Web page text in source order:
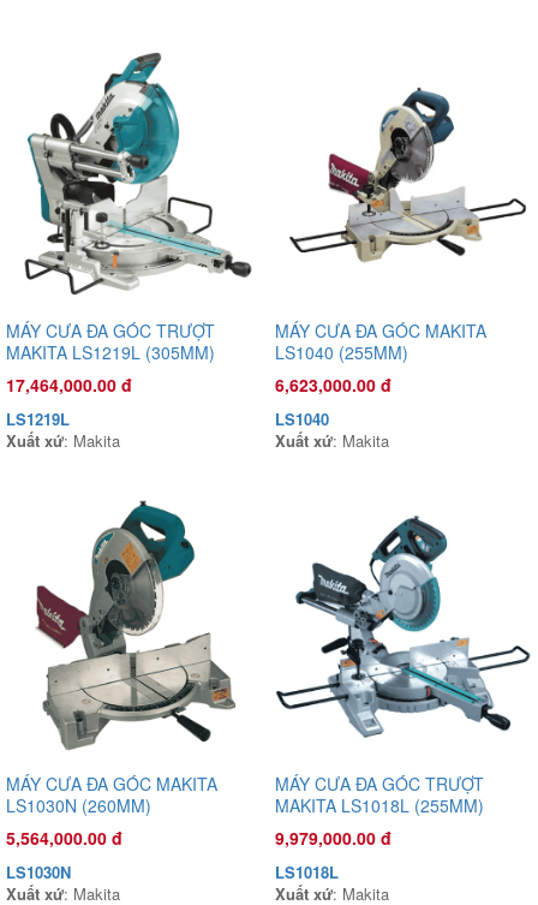
Đầu phun áp lực chất lỏng Oshima OS-35AST 1.0HP Xanh đậm
(hoạt động bằng sức kéo động cơ)
3,925,000.00 đ
OS35AST
Xuất xứ:
MÁY CƯA ĐA GÓC TRƯỢT
MAKITA LS1219L (305MM)
17,464,000.00 đ
LS1219L
Xuất xứ: Makita
MÁY CƯA ĐA GÓC MAKITA
LS1040 (255MM)
6,623,000.00 đ
LS1040
Xuất xứ: Makita
MÁY CƯA ĐA GÓC MAKITA
LS1030N (260MM)
5,564,000.00 đ
LS1030N
Xuất xứ: Makita
MÁY CƯA ĐA GÓC TRƯỢT
MAKITA LS1018L (255MM)
9,979,000.00 đ
LS1018L
Xuất xứ: Makita